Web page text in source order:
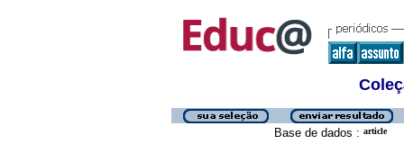
Base de dados : article